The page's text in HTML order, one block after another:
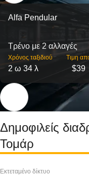
Alfa Pendular
Τρένο με 2 αλλαγές
Χρόνος ταξιδιού
2 ω 34 λ
Τιμη
$39
Δημοφιλείς
Τομάρ
Εκτεταμένο δίκτυο